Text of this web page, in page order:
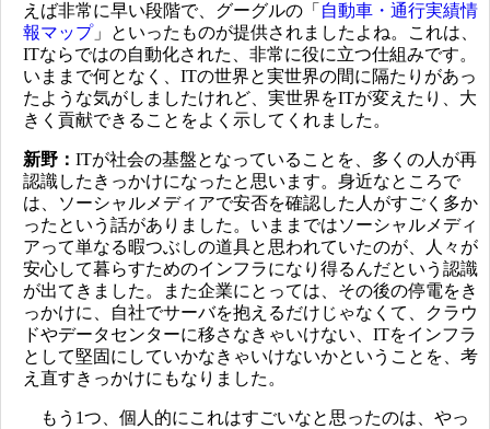
えば非常に早い段階で、グーグルの「 自動車・通行実績情
報マップ」といったものが提供されましたよね。これは、
ITならではの自動化された、非常に役に立つ仕組みです。
いままで何となく、ITの世界と実世界の間に隔たりがあっ
たような気がしましたけれど、実世界をITが変えたり、大
きく貢献できることをよく示してくれました。
新野： ITが社会の基盤となっていることを、多くの人が再
認識したきっかけになったと思います。身近なところで
は、ソーシャルメディアで安否を確認した人がすごく多か
ったという話がありました。いままではソーシャルメディ
アって単なる暇つぶしの道具と思われていたのが、人々が
安心して暮らすためのインフラになり得るんだという認識
が出てきました。また企業にとっては、その後の停電をき
っかけに、自社でサーバを抱えるだけじゃなくて、クラウ
ドやデータセンターに移さなきゃいけない、ITをインフラ
として堅固にしていかなきゃいけないかということを、考
え直すきっかけにもなりました。
もう1つ、個人的にこれはすごいなと思ったのは、やっ